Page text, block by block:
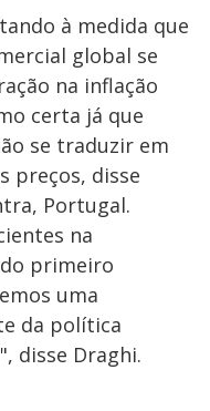
à medida que
global se
na inflação
certa já que
se traduzir em
preços, disse
Portugal.
na
primeiro
uma
da política
disse Draghi.